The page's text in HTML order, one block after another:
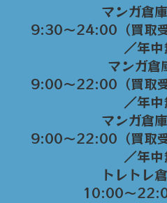
マンガ倉
9:30～24:00（買取
／年
マンガ倉
9:00～22:00（買取
／年
マンガ倉
9:00〜22:00（買取
／年
トレトレ
10:00〜